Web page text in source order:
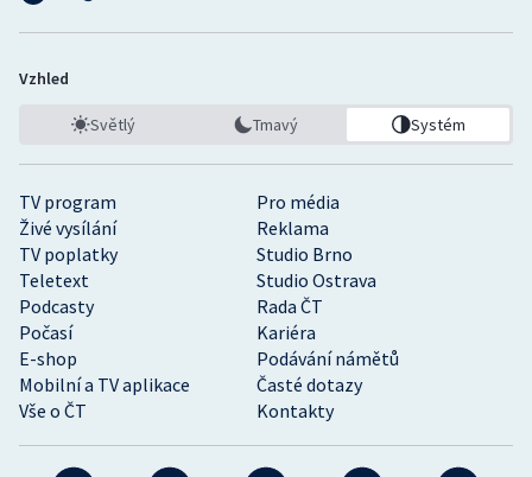
TV program
Pro média
Živé vysílání
Reklama
TV poplatky
Studio Brno
Teletext
Studio Ostrava
Podcasty
Rada ČT
Počasí
Kariéra
E-shop
Podávání námětů
Mobilní a TV aplikace
Časté dotazy
Vše o ČT
Kontakty
Vzhled
Světlý Tmavý Systém